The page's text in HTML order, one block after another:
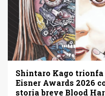
Shintaro Kago
Eisner Awards 2026
storia breve Blood